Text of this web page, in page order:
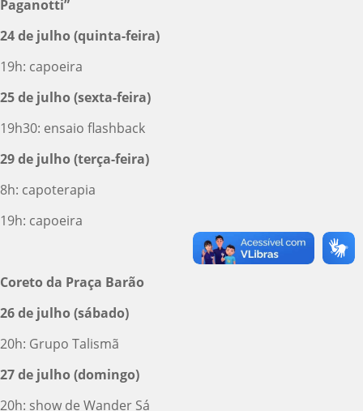
Paganotti”
24 de julho (quinta-feira)
19h: capoeira
25 de julho (sexta-feira)
19h30: ensaio flashback
29 de julho (terça-feira)
8h: capoterapia
19h: capoeira
Coreto da Praça Barão
26 de julho (sábado)
20h: Grupo Talismã
27 de julho (domingo)
20h: show de Wander Sá